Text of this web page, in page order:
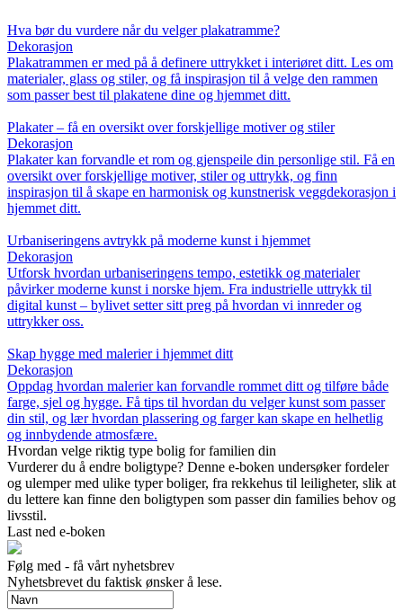
Hva bør du vurdere når du velger plakatramme?
Dekorasjon
Plakatrammen er med på å definere uttrykket i interiøret ditt. Les om
materialer, glass og stiler, og få inspirasjon til å velge den rammen
som passer best til plakatene dine og hjemmet ditt.
Plakater – få en oversikt over forskjellige motiver og stiler
Dekorasjon
Plakater kan forvandle et rom og gjenspeile din personlige stil. Få en
oversikt over forskjellige motiver, stiler og uttrykk, og finn
inspirasjon til å skape en harmonisk og kunstnerisk veggdekorasjon i
hjemmet ditt.
Urbaniseringens avtrykk på moderne kunst i hjemmet
Dekorasjon
Utforsk hvordan urbaniseringens tempo, estetikk og materialer
påvirker moderne kunst i norske hjem. Fra industrielle uttrykk til
digital kunst – bylivet setter sitt preg på hvordan vi innreder og
uttrykker oss.
Skap hygge med malerier i hjemmet ditt
Dekorasjon
Oppdag hvordan malerier kan forvandle rommet ditt og tilføre både
farge, sjel og hygge. Få tips til hvordan du velger kunst som passer
din stil, og lær hvordan plassering og farger kan skape en helhetlig
og innbydende atmosfære.
Hvordan velge riktig type bolig for familien din
Vurderer du å endre boligtype? Denne e-boken undersøker fordeler
og ulemper med ulike typer boliger, fra rekkehus til leiligheter, slik at
du lettere kan finne den boligtypen som passer din families behov og
livsstil.
Last ned e-boken
Følg med - få vårt nyhetsbrev
Nyhetsbrevet du faktisk ønsker å lese.